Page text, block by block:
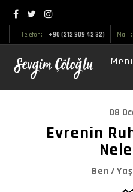
Telefon: +90 (212 909 42 32) Mail :
08
Evrenin
Ben